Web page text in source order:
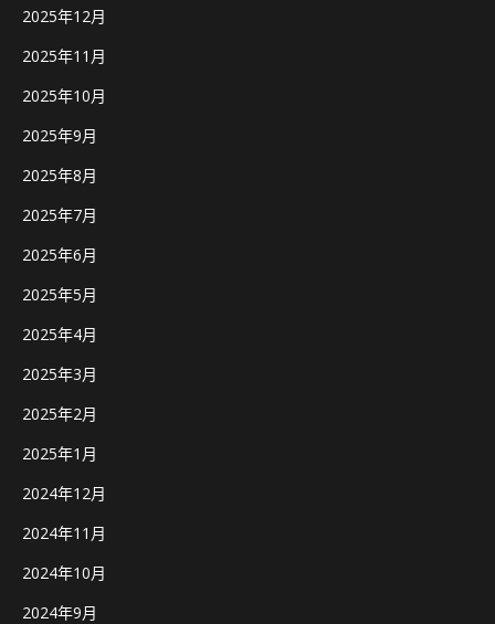
2025年12月
2025年11月
2025年10月
2025年9月
2025年8月
2025年7月
2025年6月
2025年5月
2025年4月
2025年3月
2025年2月
2025年1月
2024年12月
2024年11月
2024年10月
2024年9月